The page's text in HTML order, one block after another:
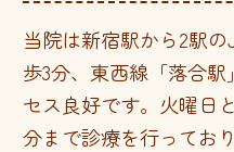
当院は新宿駅から2駅
歩3分、東西線「落合駅
セス良好です。火曜日
分まで診療を行っており